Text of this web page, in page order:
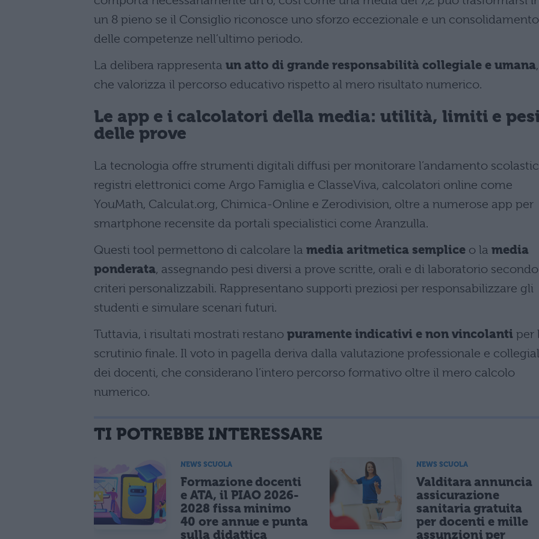
un 8 pieno se il Consiglio riconosce uno sforzo eccezionale e un consolidamento
delle competenze nell’ultimo periodo.
La delibera rappresenta un atto di grande responsabilità collegiale e umana,
che valorizza il percorso educativo rispetto al mero risultato numerico.
Le app e i calcolatori della media: utilità, limiti e
delle prove
La tecnologia offre strumenti digitali diffusi per monitorare l’andamento
registri elettronici come Argo Famiglia e ClasseViva, calcolatori online come
YouMath, Calculat.org, Chimica-Online e Zerodivision, oltre a numerose app per
smartphone recensite da portali specialistici come Aranzulla.
Questi tool permettono di calcolare la media aritmetica semplice o la media
ponderata, assegnando pesi diversi a prove scritte, orali e di laboratorio secondo
criteri personalizzabili. Rappresentano supporti preziosi per responsabilizzare gli
studenti e simulare scenari futuri.
Tuttavia, i risultati mostrati restano puramente indicativi e non vincolanti per
scrutinio finale. Il voto in pagella deriva dalla valutazione professionale e
dei docenti, che considerano l’intero percorso formativo oltre il mero calcolo
numerico.
TI POTREBBE INTERESSARE
NEWS SCUOLA
Formazione docenti
e ATA, il PIAO 2026-
2028 fissa minimo
40 ore annue e punta
sulla didattica
NEWS SCUOLA
Valditara annuncia
assicurazione
sanitaria gratuita
per docenti e mille
assunzioni per